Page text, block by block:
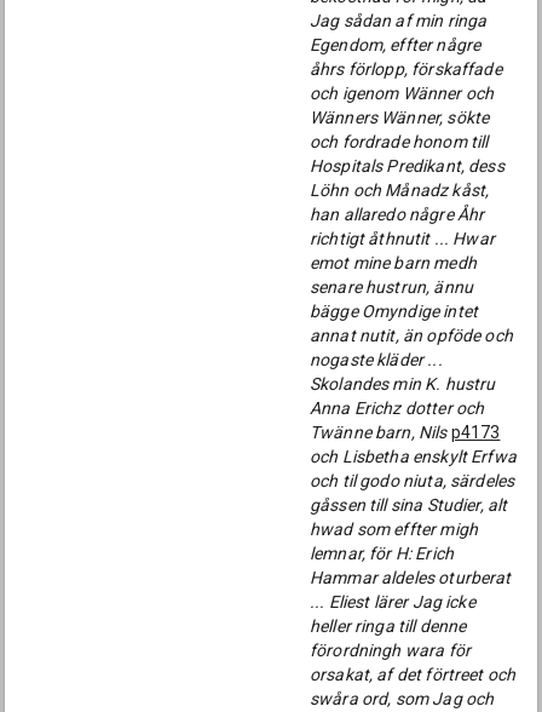
Jag sådan af min ringa
Egendom, effter någre
åhrs förlopp, förskaffade
och igenom Wänner och
Wänners Wänner, sökte
och fordrade honom till
Hospitals Predikant, dess
Löhn och Månadz kåst,
han allaredo någre Åhr
richtigt åthnutit ... Hwar
emot mine barn medh
senare hustrun, ännu
bägge Omyndige intet
annat nutit, än opföde och
nogaste kläder ...
Skolandes min K. hustru
Anna Erichz dotter och
Twänne barn, Nils p4173
och Lisbetha enskylt Erfwa
och til godo niuta, särdeles
gåssen till sina Studier, alt
hwad som effter migh
lemnar, för H: Erich
Hammar aldeles oturberat
... Eliest lärer Jag icke
heller ringa till denne
förordningh wara för
orsakat, af det förtreet och
swåra ord, som Jag och